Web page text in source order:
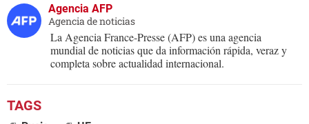
Agencia AFP
Agencia de noticias
La Agencia France-Presse (AFP) es una agencia
mundial de noticias que da información rápida, veraz y
completa sobre actualidad internacional.